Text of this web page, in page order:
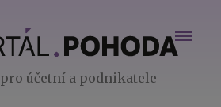
účetní a podnikatele